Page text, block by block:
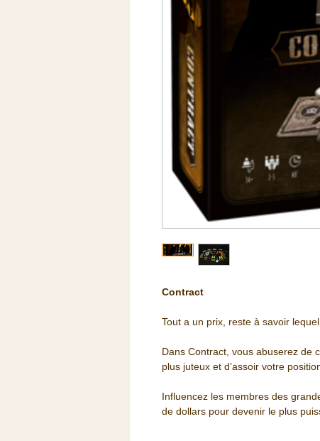
Contract
Tout a un prix, reste à savoir lequel.
Dans Contract, vous abuserez de
plus juteux et d’assoir votre
Influencez les membres des
de dollars pour devenir le plus